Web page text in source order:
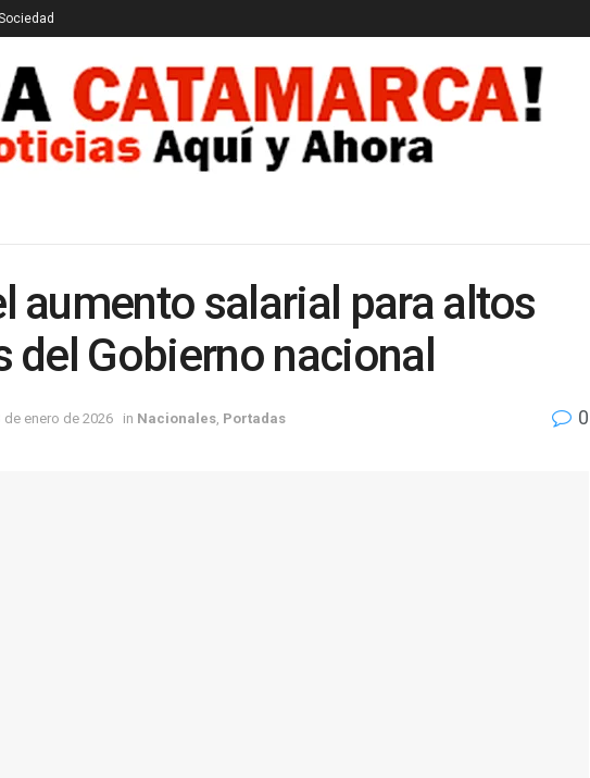
aumento salarial para altos
Gobierno nacional
de enero de 2026 in Nacionales Portadas 0